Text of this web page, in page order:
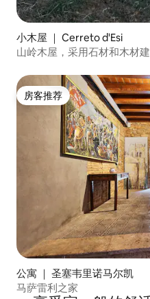
小木屋 ｜ Cerreto d'Esi
山岭木屋，采用石材和木材建
房客推荐
房客推荐
公寓 ｜ 圣塞韦里诺马尔凯
马萨雷利之家